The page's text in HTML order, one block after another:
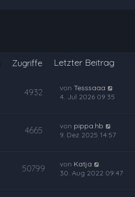
Zugriffe Letzter Beitrag
4932 vonTesssaaa
4. Jul 2026 09:35
4665 von pippa.hb
9. Dez 2025 14:57
50799 von Katja
30. Aug 2022 09:47